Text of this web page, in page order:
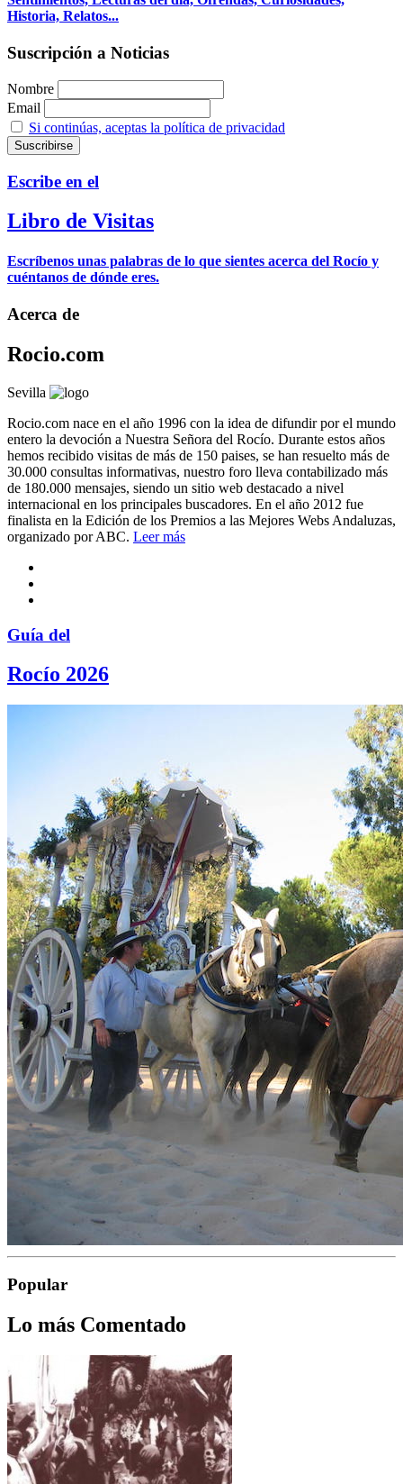
Historia, Relatos...
Suscripción a Noticias
Nombre
Email
Si continúas, aceptas la política de privacidad
Escribe en el
Libro de Visitas
Escríbenos unas palabras de lo que sientes acerca del Rocío y
cuéntanos de dónde eres.
Acerca de
Rocio.com
Sevilla
Rocio.com nace en el año 1996 con la idea de difundir por el mundo
entero la devoción a Nuestra Señora del Rocío. Durante estos años
hemos recibido visitas de más de 150 paises, se han resuelto más de
30.000 consultas informativas, nuestro foro lleva contabilizado más
de 180.000 mensajes, siendo un sitio web destacado a nivel
internacional en los principales buscadores. En el año 2012 fue
finalista en la Edición de los Premios a las Mejores Webs Andaluzas,
organizado por ABC. Leer más
Guía del
Rocío 2026
Popular
Lo más Comentado